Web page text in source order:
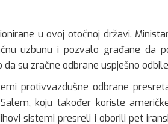
u ovoj otočnoj državi.
uzbunu i pozvalo građane da
su zračne odbrane uspješno
protivvazdušne odbrane
koju također koriste
sistemi presreli i oborili pet